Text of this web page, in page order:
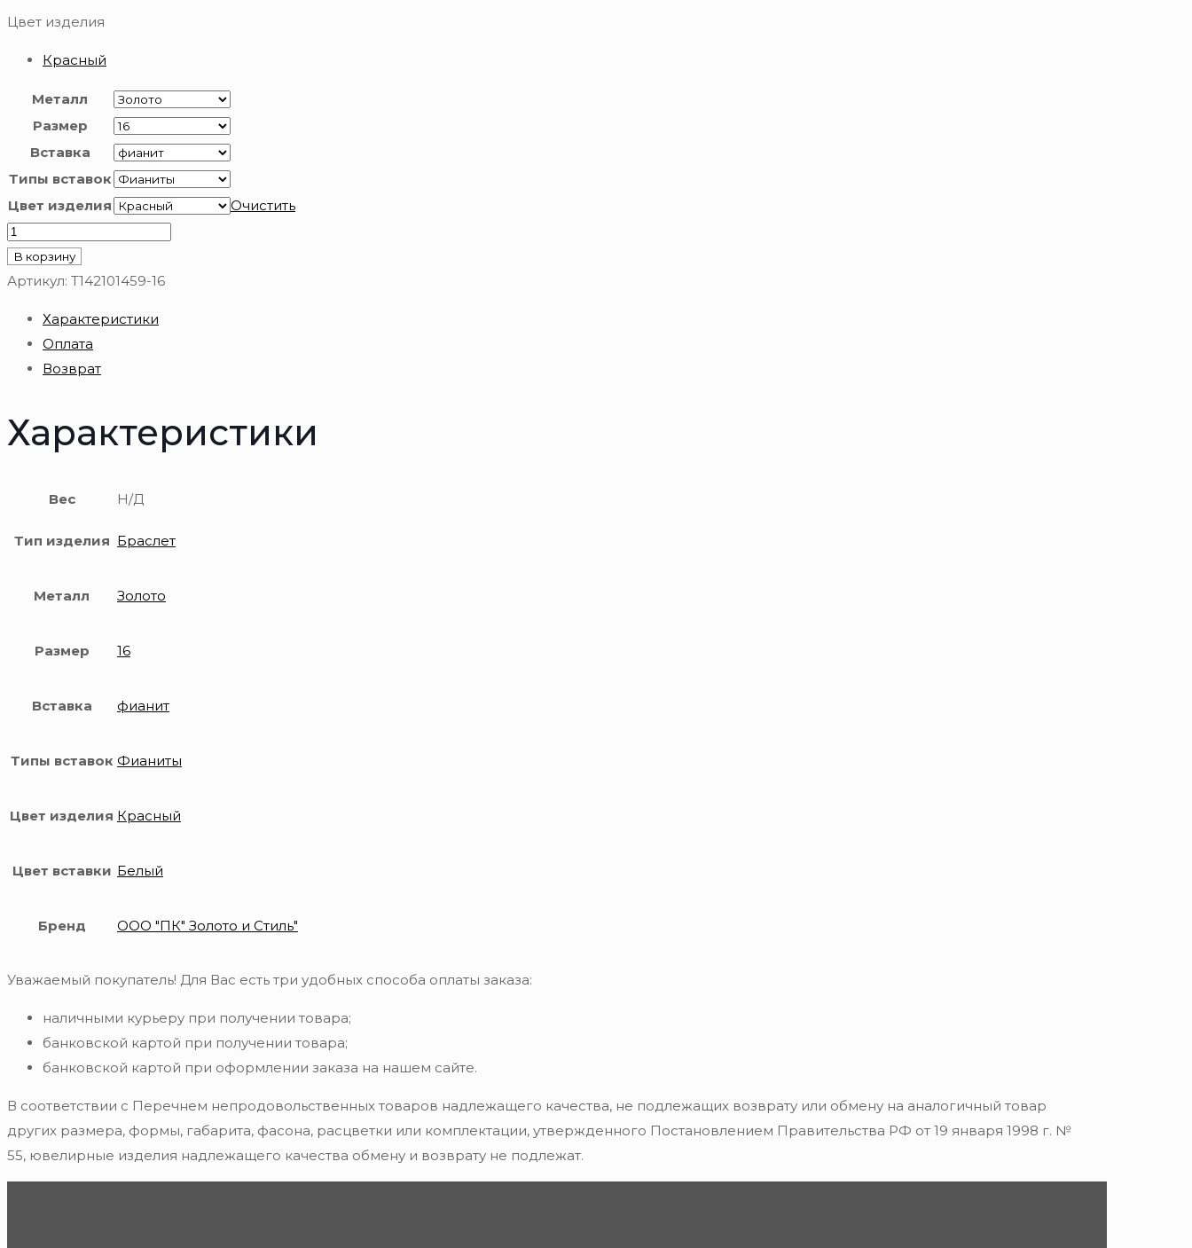
Цвет изделия
Красный
Металл
Размер
Вставка
Типы вставок
Цвет изделия
Очистить
Количество
товара
Браслет
пробы
В корзину
Артикул: Т142101459-16
Характеристики
Оплата
Возврат
Характеристики
Вес Н/Д
Тип изделия Браслет
Металл Золото
Размер 16
Вставка фианит
Типы вставок Фианиты
Цвет изделия Красный
Цвет вставки Белый
Бренд ООО "ПК" Золото и Стиль"
Уважаемый покупатель! Для Вас есть три удобных способа оплаты заказа:
наличными курьеру при получении товара;
банковской картой при получении товара;
банковской картой при оформлении заказа на нашем сайте.
В соответствии с Перечнем непродовольственных товаров надлежащего качества, не подлежащих возврату или обмену на аналогичный товар
других размера, формы, габарита, фасона, расцветки или комплектации, утвержденного Постановлением Правительства РФ от 19 января 1998 г. №
55, ювелирные изделия надлежащего качества обмену и возврату не подлежат.